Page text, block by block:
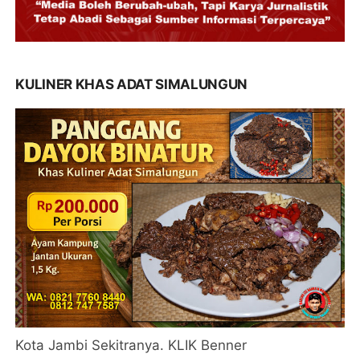
KULINER KHAS ADAT SIMALUNGUN
Kota Jambi Sekitranya. KLIK Benner